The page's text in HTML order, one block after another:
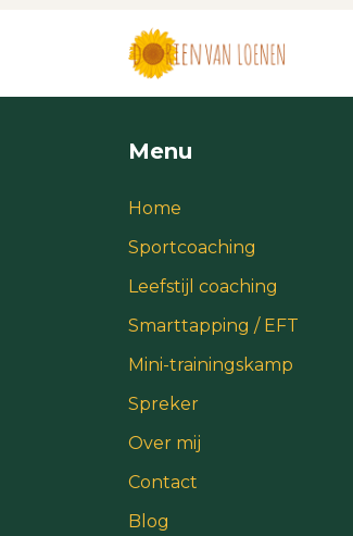
Menu
Home
Sportcoaching
Leefstijl coaching
Smarttapping / EFT
Mini-trainingskamp
Spreker
Over mij
Contact
Blog